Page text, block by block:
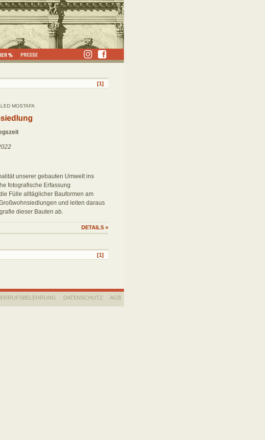
[1]
MOSTAFA
unserer gebauten Umwelt ins
fotografische Erfassung
Fülle alltäglicher Bauformen am
und leiten daraus
dieser Bauten ab.
DETAILS »
[1]
DATENSCHUTZ AGB